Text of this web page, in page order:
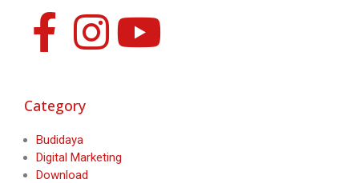
Category
Budidaya
Digital Marketing
Download